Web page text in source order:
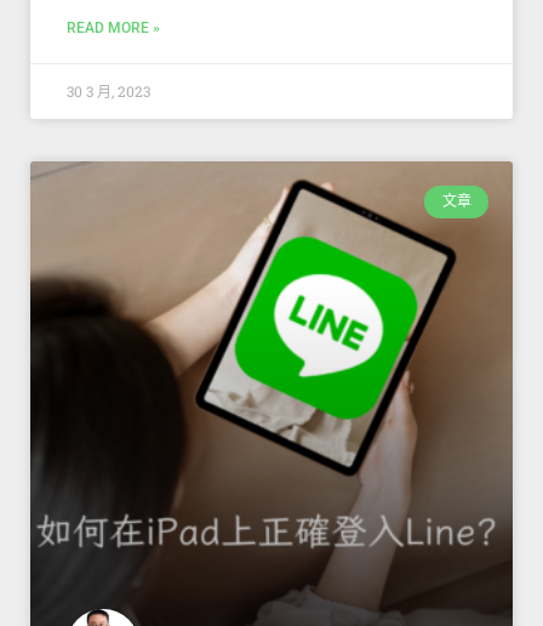
READ MORE »
30 3 月, 2023
文章